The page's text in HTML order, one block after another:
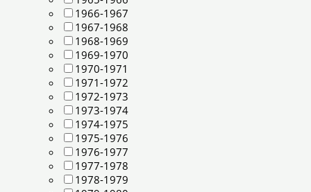
1966-1967
1967-1968
1968-1969
1969-1970
1970-1971
1971-1972
1972-1973
1973-1974
1974-1975
1975-1976
1976-1977
1977-1978
1978-1979